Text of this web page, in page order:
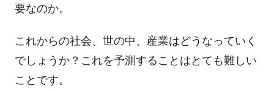
要なのか。
これからの社会、世の中、産業はどうなっていく
でしょうか？これを予測することはとても難しい
ことです。